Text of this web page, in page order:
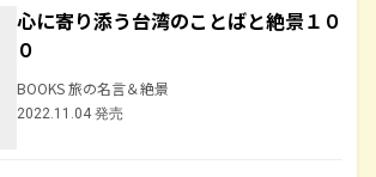
心に寄り添う台湾のことばと絶景１０
０
BOOKS 旅の名言＆絶景
2022.11.04 発売